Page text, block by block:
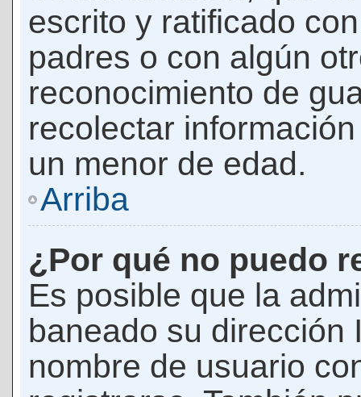
escrito y ratificado
padres o con algún
reconocimiento de
recolectar
un menor de edad.
Arriba
¿Por qué no puedo
Es posible que la
baneado su dirección
nombre de usuario